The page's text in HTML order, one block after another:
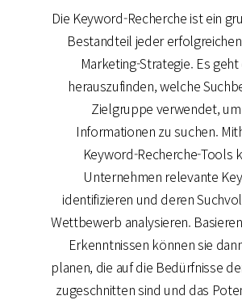
Die Keyword-Recherche ist ein
Bestandteil jeder
Marketing-Strategie. Es
herauszufinden, welche
Zielgruppe verwendet,
Informationen zu suchen.
Keyword-Recherche-Tools
Unternehmen relevante
identifizieren und deren
Wettbewerb analysieren.
Erkenntnissen können sie
planen, die auf die Bedürfnisse
zugeschnitten sind und das